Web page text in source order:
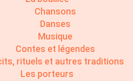
Chansons
Danses
Musique
Contes et légendes
rituels et autres traditions
Les porteurs